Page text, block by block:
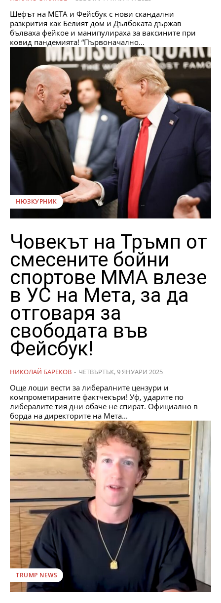
Шефът на МЕТА и Фейсбук с нови скандални
разкрития как Белият дом и Дълбоката държав
бълваха фейкое и манипулираха за ваксините при
ковид пандемията! “Първоначално...
НЮЗКУРНИК
Човекът на Тръмп от
смесените бойни
спортове ММА влезе
в УС на Мета, за да
отговаря за
свободата във
Фейсбук!
НИКОЛАЙ БАРЕКОВ - ЧЕТВЪРТЪК, 9 ЯНУАРИ 2025
Още лоши вести за либералните цензури и
компрометираните фактчекъри! Уф, ударите по
либералите тия дни обаче не спират. Официално в
борда на директорите на Мета...
TRUMP NEWS